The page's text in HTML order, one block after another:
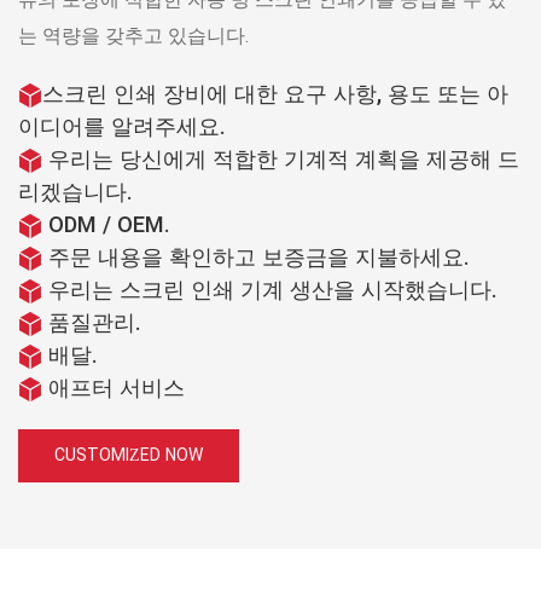
는 역량을 갖추고 있습니다.
스크린 인쇄 장비에 대한 요구 사항, 용도 또는 아
이디어를 알려주세요.
우리는 당신에게 적합한 기계적 계획을 제공해 드
리겠습니다.
ODM / OEM.
주문 내용을 확인하고 보증금을 지불하세요.
우리는 스크린 인쇄 기계 생산을 시작했습니다.
품질관리.
배달.
애프터 서비스
CUSTOMIZED NOW